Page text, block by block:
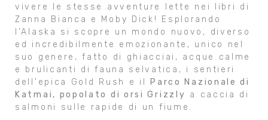
vivere le stesse avventure lette nei libri di
Zanna Bianca e Moby Dick! Esplorando
l’Alaska si scopre un mondo nuovo, diverso
ed incredibilmente emozionante, unico nel
suo genere, fatto di ghiacciai, acque calme
e brulicanti di fauna selvatica, i sentieri
dell'epica Gold Rush e il
Parco Nazionale di
Katmai, popolato di orsi Grizzly a caccia di
salmoni sulle rapide di un fiume.